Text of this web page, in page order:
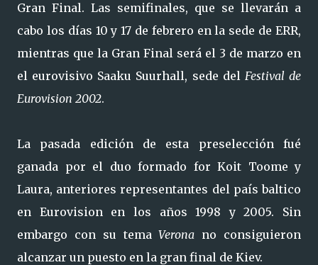
Gran Final. Las semifinales, que se llevarán a
cabo los días 10 y 17 de febrero en la sede de ERR,
mientras que la Gran Final será el 3 de marzo en
el eurovisivo Saaku Suurhall, sede del Festival de
Eurovision 2002.
La pasada edición de esta preselección fué
ganada por el duo formado for Koit Toome y
Laura, anteriores representantes del país baltico
en Eurovision en los años 1998 y 2005. Sin
embargo con su temaVerona no consiguieron
alcanzar un puesto en la gran final de Kiev.